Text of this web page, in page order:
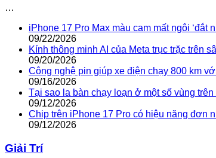
…
iPhone 17 Pro Max màu cam mất ngôi ‘đắt
09/22/2026
Kính thông minh AI của Meta trục trặc trên
09/20/2026
Công nghệ pin giúp xe điện chạy 800 km
09/16/2026
Tại sao la bàn chạy loạn ở một số vùng
09/12/2026
Chip trên iPhone 17 Pro có hiệu năng đơn
09/12/2026
Giải Trí